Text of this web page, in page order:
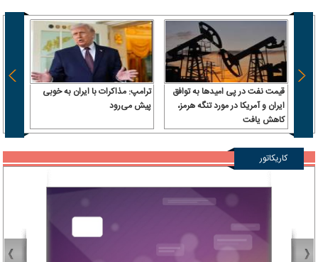
قیمت نفت در پی امیدها به توافق
ایران و آمریکا در مورد تنگه هرمز،
کاهش یافت
ترامپ: مذاکرات با ایران به خوبی
پیش می‌رود
کاریکاتور